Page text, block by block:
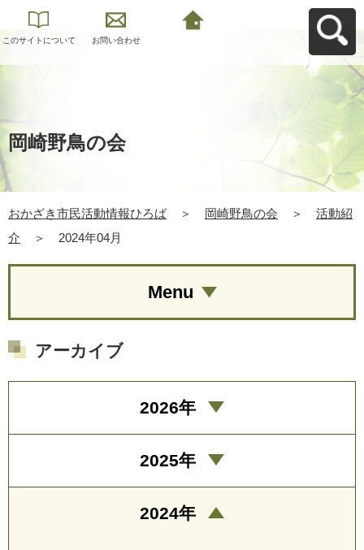
このサイトについて お問い合わせ
岡崎野鳥の会
おかざき市民活動情報ひろば ＞ 岡崎野鳥の会 ＞
活動紹
介
＞ 2024年04月
Menu
アーカイブ
2026年
2025年
2024年